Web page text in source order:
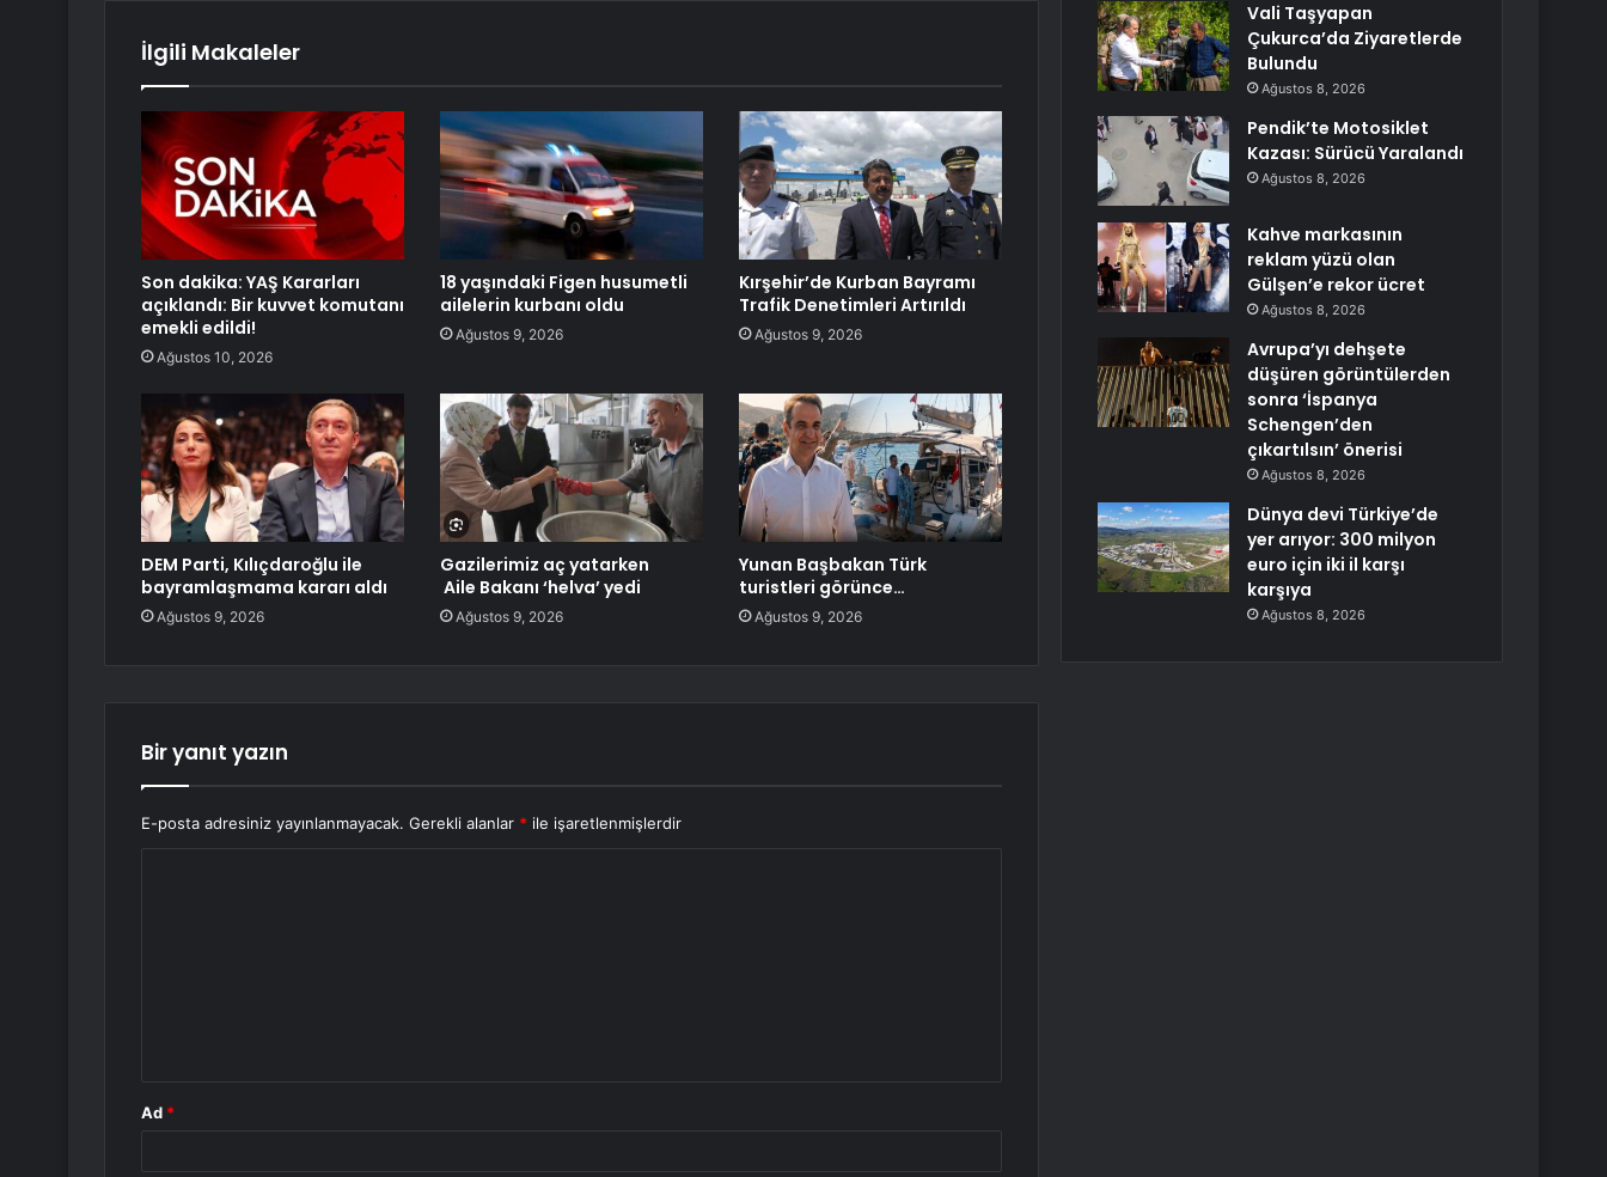
İlgili Makaleler
Son dakika: YAŞ Kararları
açıklandı: Bir kuvvet komutanı
emekli edildi!
Ağustos 10, 2026
18 yaşındaki Figen husumetli
ailelerin kurbanı oldu
Ağustos 9, 2026
Kırşehir’de Kurban Bayramı
Trafik Denetimleri Artırıldı
Ağustos 9, 2026
DEM Parti, Kılıçdaroğlu ile
bayramlaşmama kararı aldı
Ağustos 9, 2026
Gazilerimiz aç yatarken
Aile Bakanı ‘helva’ yedi
Ağustos 9, 2026
Yunan Başbakan Türk
turistleri görünce…
Ağustos 9, 2026
Bir yanıt yazın
E-posta adresiniz yayınlanmayacak. Gerekli alanlar * ile işaretlenmişlerdir
Ad *
Vali Taşyapan
Çukurca’da Ziyaretlerde
Bulundu
Ağustos 8, 2026
Pendik’te Motosiklet
Kazası: Sürücü Yaralandı
Ağustos 8, 2026
Kahve markasının
reklam yüzü olan
Gülşen’e rekor ücret
Ağustos 8, 2026
Avrupa’yı dehşete
düşüren görüntülerden
sonra ‘İspanya
Schengen’den
çıkartılsın’ önerisi
Ağustos 8, 2026
Dünya devi Türkiye’de
yer arıyor: 300 milyon
euro için iki il karşı
karşıya
Ağustos 8, 2026